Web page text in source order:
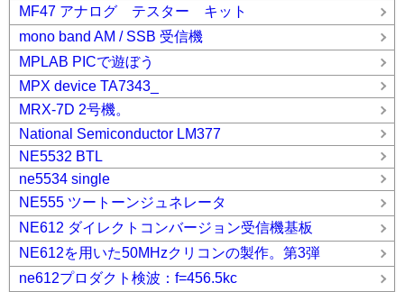
MF47 アナログ テスター キット
mono band AM / SSB 受信機
MPLAB PICで遊ぼう
MPX device TA7343_
MRX-7D 2号機。
National Semiconductor LM377
NE5532 BTL
ne5534 single
NE555 ツートーンジュネレータ
NE612 ダイレクトコンバージョン受信機基板
NE612を用いた50MHzクリコンの製作。第3弾
ne612プロダクト検波：f=456.5kc